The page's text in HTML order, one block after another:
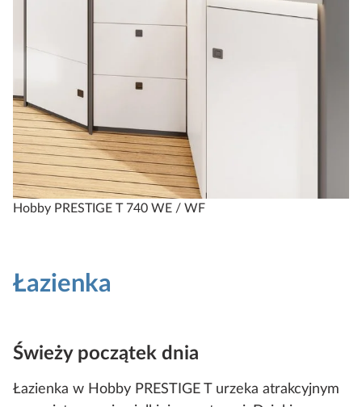
Hobby PRESTIGE T 740 WE / WF
Łazienka
Świeży początek dnia
Łazienka w Hobby PRESTIGE T urzeka atrakcyjnym